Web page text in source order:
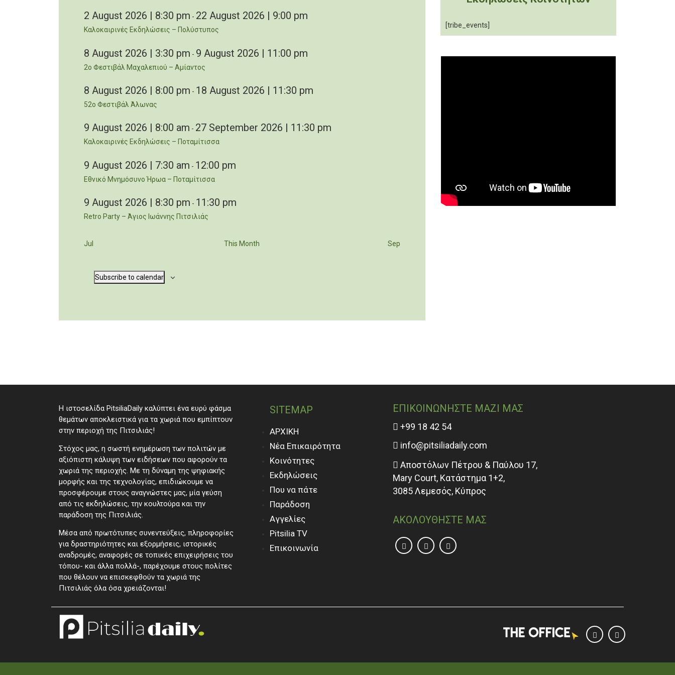
2 August 2026 | 8:30 pm - 22 August 2026 | 9:00 pm
Καλοκαιρινές Εκδηλώσεις – Πολύστυπος
8 August 2026 | 3:30 pm - 9 August 2026 | 11:00 pm
2ο Φεστιβάλ Μαχαλεπιού – Αμίαντος
8 August 2026 | 8:00 pm - 18 August 2026 | 11:30 pm
52ο Φεστιβάλ Άλωνας
9 August 2026 | 8:00 am - 27 September 2026 | 11:30 pm
Καλοκαιρινές Εκδηλώσεις – Ποταμίτισσα
9 August 2026 | 7:30 am - 12:00 pm
Εθνικό Μνημόσυνο Ήρωα – Ποταμίτισσα
9 August 2026 | 8:30 pm - 11:30 pm
Retro Party – Άγιος Ιωάννης Πιτσιλιάς
Jul This Month Sep
Subscribe to calendar
[tribe_events]
Η ιστοσελίδα PitsiliaDaily καλύπτει ένα ευρύ φάσμα
θεμάτων αποκλειστικά για τα χωριά που εμπίπτουν
στην περιοχή της Πιτσιλιάς!
Στόχος μας, η σωστή ενημέρωση των πολιτών με
αξιόπιστη κάλυψη των ειδήσεων που αφορούν τα
χωριά της περιοχής. Με τη δύναμη της ψηφιακής
μορφής και της τεχνολογίας, επιδιώκουμε να
προσφέρουμε στους αναγνώστες μας, μία γεύση
από τις εκδηλώσεις, την κουλτούρα και την
παράδοση της Πιτσιλιάς.
Μέσα από πρωτότυπες συνεντεύξεις, πληροφορίες
για δραστηριότητες και εξορμήσεις, ιστορικές
αναδρομές, αναφορές σε τοπικές επιχειρήσεις του
τόπου- και άλλα πολλά-, παρέχουμε στους πολίτες
που θέλουν να επισκεφθούν τα χωριά της
Πιτσιλιάς όλα όσα χρειάζονται!
SITEMAP
ΑΡΧΙΚΗ
Νέα Επικαιρότητα
Κοινότητες
Εκδηλώσεις
Που να πάτε
Παράδοση
Αγγελίες
Pitsilia TV
Επικοινωνία
ΕΠΙΚΟΙΝΩΝΗΣΤΕ ΜΑΖΙ ΜΑΣ
+99 18 42 54
info@pitsiliadaily.com
Αποστόλων Πέτρου & Παύλου 17,
Mary Court, Κατάστημα 1+2,
3085 Λεμεσός, Κύπρος
ΑΚΟΛΟΥΘΗΣΤΕ ΜΑΣ